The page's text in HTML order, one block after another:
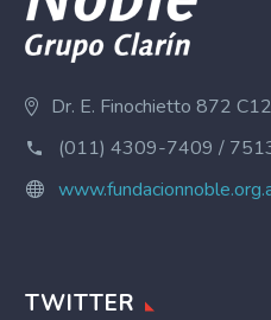
Dr. E. Finochietto 872
(011) 4309-7409 /
TWITTER